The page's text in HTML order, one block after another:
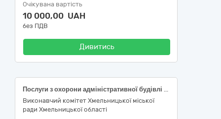
Очікувана вартість
10 000,00 UAH
без ПДВ
Дивитись
Послуги з охорони адміністративної будівлі виконавчого комітету Хмельницької міської ради, код ДК 021:2015-79710000-4 Охоронні послуги
Виконавчий комітет Хмельницької міської
ради Хмельницької області